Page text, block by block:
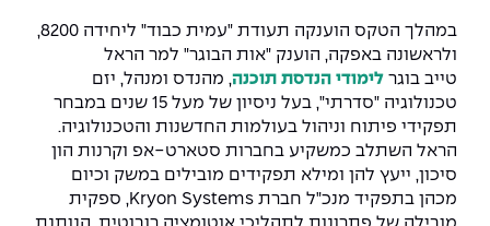
במהלך הטקס הוענקה תעודת "עמית כבוד" ליחידה 8200,
ולראשונה באפקה, הוענק "אות הבוגר" למר הראל
טייב בוגר לימודי הנדסת תוכנה, מהנדס ומנהל, יזם
טכנולוגיה "סדרתי", בעל ניסיון של מעל 15 שנים במבחר
תפקידי פיתוח וניהול בעולמות החדשנות והטכנולוגיה.
הראל השתלב כמשקיע בחברות סטארט-אפ וקרנות הון
סיכון, ייעץ להן ומילא תפקידים מובילים במשק וכיום
מכהן בתפקיד מנכ"ל חברת Kryon Systems, ספקית
לעבוד באפקה
לוח שנה אקדמי
צור קשר
הנדסה וניהול
הנדסת מערכות
הנדסה רפואית
מערכות תבוניות AI
ספרייה
אגודת הסטודנטים
מעטפת תמיכה למשרתות ולמשרתים
מעטפת חוסן
הרשמה און ליין
שאלות ותשובות
מלגות ע״ב נתוני קבלה
תנאי קבלה - הנדסה
מרכז ICSGen.AI
כנסים
Skills & Tech